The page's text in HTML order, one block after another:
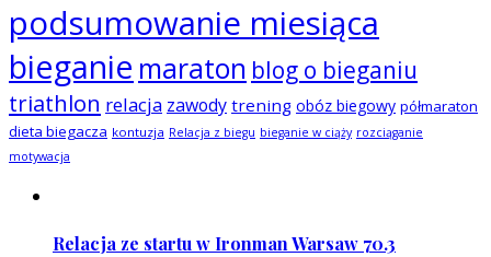
podsumowanie miesiąca
bieganie maraton blog o bieganiu
triathlon relacja zawody trening obóz biegowy półmaraton
dieta biegacza kontuzja Relacja z biegu bieganie w ciąży rozciąganie
motywacja
Relacja ze startu w Ironman Warsaw 70.3